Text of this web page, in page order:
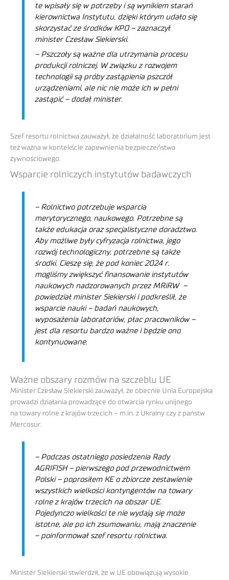
te wpisały się w potrzeby i są wynikiem starań
kierownictwa Instytutu, dzięki którym udało się
skorzystać ze środków KPO– zaznaczył
minister Czesław Siekierski.
– Pszczoły są ważne dla utrzymania procesu
produkcji rolniczej. W związku z rozwojem
technologii są próby zastąpienia pszczół
urządzeniami, ale nic nie może ich w pełni
zastąpić– dodał minister.
Szef resortu rolnictwa zauważył, że działalność laboratorium jest
też ważna w kontekście zapewnienia bezpieczeństwa
żywnościowego.
Wsparcie rolniczych instytutów badawczych
– Rolnictwo potrzebuje wsparcia
merytorycznego, naukowego. Potrzebne są
także edukacja oraz specjalistyczne doradztwo.
Aby możliwe były cyfryzacja rolnictwa, jego
rozwój technologiczny, potrzebne są także
środki. Cieszę się, że pod koniec 2024 r.
mogliśmy zwiększyć finansowanie instytutów
naukowych nadzorowanych przez MRiRW–
powiedział minister Siekierski i podkreślił, że
wsparcie nauki – badań naukowych,
wyposażenia laboratoriów, płac pracowników –
jest dla resortu bardzo ważne i będzie ono
kontynuowane.
Ważne obszary rozmów na szczeblu UE
Minister Czesław Siekierski zauważył, że obecnie Unia Europejska
prowadzi działania prowadzące do otwarcia rynku unijnego
na towary rolne z krajów trzecich – m.in. z Ukrainy czy z państw
Mercosur.
– Podczas ostatniego posiedzenia Rady
AGRIFISH – pierwszego pod przewodnictwem
Polski – poprosiłem KE o zbiorcze zestawienie
wszystkich wielkości kontyngentów na towary
rolne z krajów trzecich na obszar UE.
Pojedynczo wielkości te nie wydają się może
istotne, ale po ich zsumowaniu, mają znaczenie
– poinformował szef resortu rolnictwa.
Minister Siekierski stwierdził, że w UE obowiązują wysokie